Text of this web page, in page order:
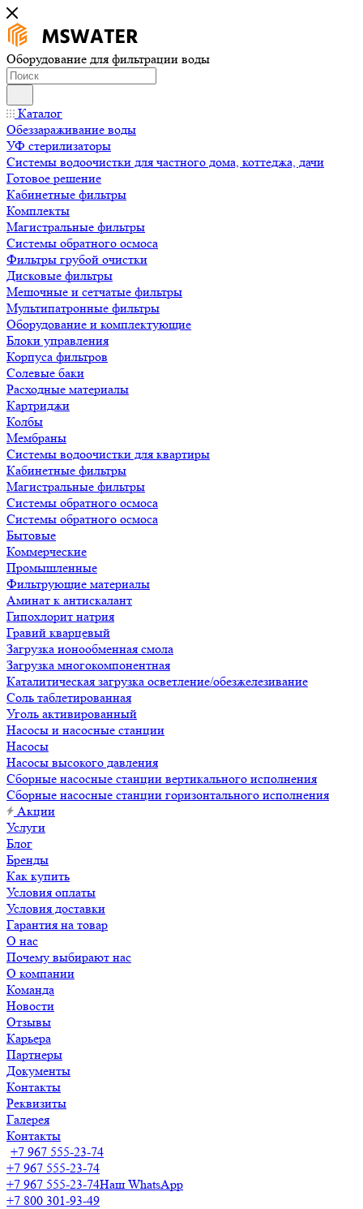
Оборудование для фильтрации воды
Каталог
Обеззараживание воды
УФ стерилизаторы
Системы водоочистки для частного дома, коттеджа, дачи
Готовое решение
Кабинетные фильтры
Комплекты
Магистральные фильтры
Системы обратного осмоса
Фильтры грубой очистки
Дисковые фильтры
Мешочные и сетчатые фильтры
Мультипатронные фильтры
Оборудование и комплектующие
Блоки управления
Корпуса фильтров
Солевые баки
Расходные материалы
Картриджи
Колбы
Мембраны
Системы водоочистки для квартиры
Кабинетные фильтры
Магистральные фильтры
Системы обратного осмоса
Системы обратного осмоса
Бытовые
Коммерческие
Промышленные
Фильтрующие материалы
Аминат к антискалант
Гипохлорит натрия
Гравий кварцевый
Загрузка ионообменная смола
Загрузка многокомпонентная
Каталитическая загрузка осветление/обезжелезивание
Соль таблетированная
Уголь активированный
Насосы и насосные станции
Насосы
Насосы высокого давления
Сборные насосные станции вертикального исполнения
Сборные насосные станции горизонтального исполнения
Акции
Услуги
Блог
Бренды
Как купить
Условия оплаты
Условия доставки
Гарантия на товар
О нас
Почему выбирают нас
О компании
Команда
Новости
Отзывы
Карьера
Партнеры
Документы
Контакты
Реквизиты
Галерея
Контакты
+7 967 555-23-74
+7 967 555-23-74
+7 967 555-23-74Наш WhatsApp
+7 800 301-93-49